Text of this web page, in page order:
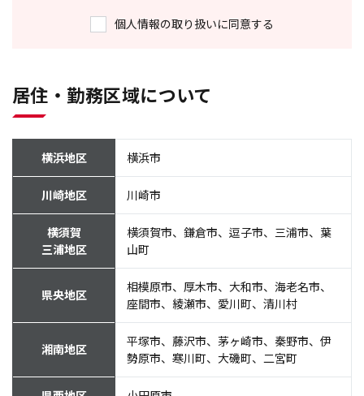
個人情報の取り扱いに同意する
居住・勤務区域について
横浜地区 横浜市
川崎地区 川崎市
横須賀
三浦地区
横須賀市、鎌倉市、逗子市、三浦市、葉
山町
県央地区
相模原市、厚木市、大和市、海老名市、
座間市、綾瀬市、愛川町、清川村
湘南地区
平塚市、藤沢市、茅ヶ崎市、秦野市、伊
勢原市、寒川町、大磯町、二宮町